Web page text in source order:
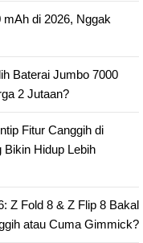
di 2026, Nggak
Baterai Jumbo 7000
2 Jutaan?
Fitur Canggih di
Bikin Hidup Lebih
Z Fold 8 & Z Flip 8 Bakal
atau Cuma Gimmick?